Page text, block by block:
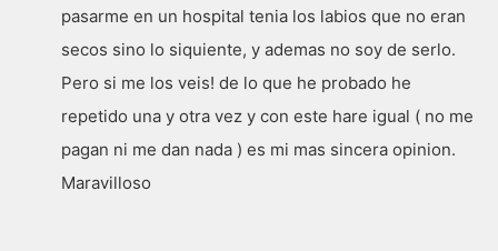
pasarme en un hospital tenia los labios que no eran
secos sino lo siquiente, y ademas no soy de serlo.
Pero si me los veis! de lo que he probado he
repetido una y otra vez y con este hare igual ( no me
pagan ni me dan nada ) es mi mas sincera opinion.
Maravilloso